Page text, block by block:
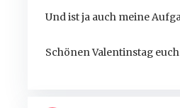
Und ist ja auch meine
Schönen Valentinstag